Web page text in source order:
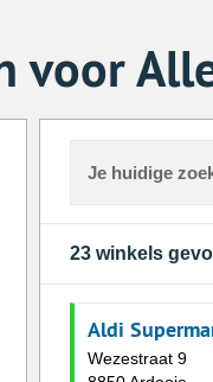
voor
Je huidige
23 winkels
Aldi
Wezestraat 9